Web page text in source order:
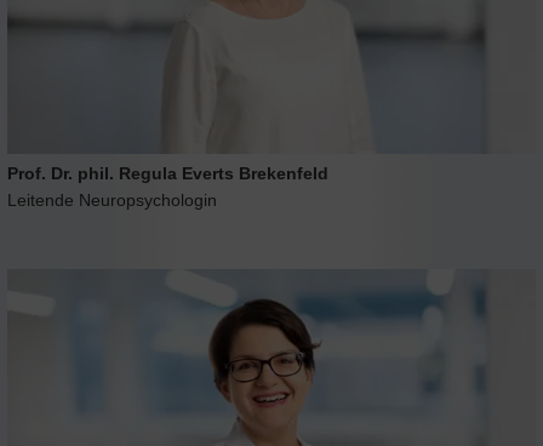
Prof. Dr. phil. Regula Everts Brekenfeld
Leitende Neuropsychologin